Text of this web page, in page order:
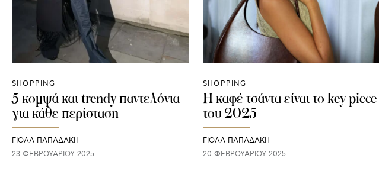
SHOPPING
5 κομψά και trendy παντελόνια
για κάθε περίσταση
ΓΙΌΛΑ ΠΑΠΑΔΆΚΗ
23 ΦΕΒΡΟΥΑΡΊΟΥ 2025
SHOPPING
Η καφέ τσάντα είναι το key piece
του 2025
ΓΙΌΛΑ ΠΑΠΑΔΆΚΗ
20 ΦΕΒΡΟΥΑΡΊΟΥ 2025